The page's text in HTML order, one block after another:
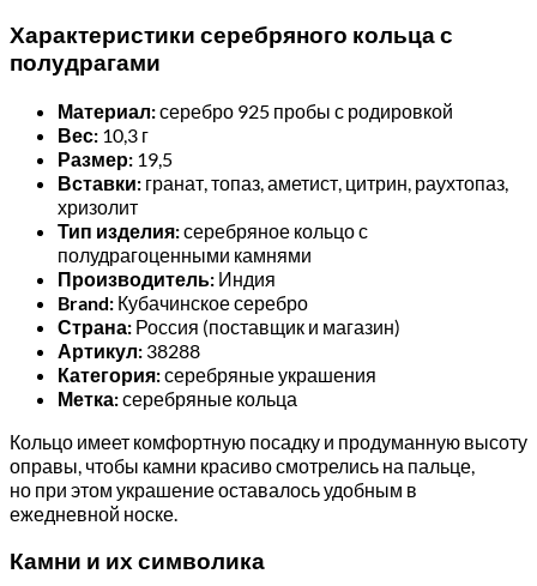
Характеристики серебряного кольца с
полудрагами
Материал:серебро 925 пробы с родировкой
Вес: 10,3 г
Размер: 19,5
Вставки: гранат, топаз, аметист, цитрин, раухтопаз,
хризолит
Тип изделия:серебряное кольцо с
полудрагоценными камнями
Производитель: Индия
Brand: Кубачинское серебро
Страна: Россия (поставщик и магазин)
Артикул: 38288
Категория:серебряные украшения
Метка:серебряные кольца
Кольцо имеет комфортную посадку и продуманную высоту
оправы, чтобы камни красиво смотрелись на пальце,
но при этом украшение оставалось удобным в
ежедневной носке.
Камни и их символика